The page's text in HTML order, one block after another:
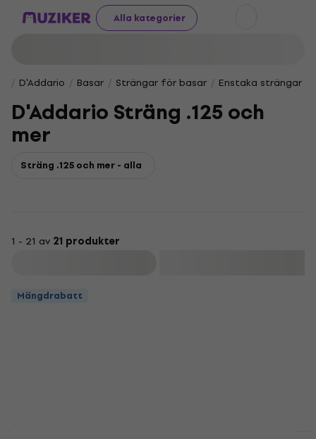
Alla kategorier
D'Addario Basar Strängar för basar Enstaka strängar
D'Addario Sträng .125 och
mer
Sträng .125 och mer - alla
1 - 21 av 21 produkter
Mängdrabatt